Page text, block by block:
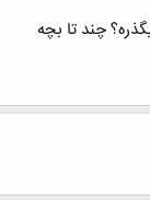
چند تا بچه